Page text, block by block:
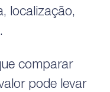
localização,
comparar
pode levar